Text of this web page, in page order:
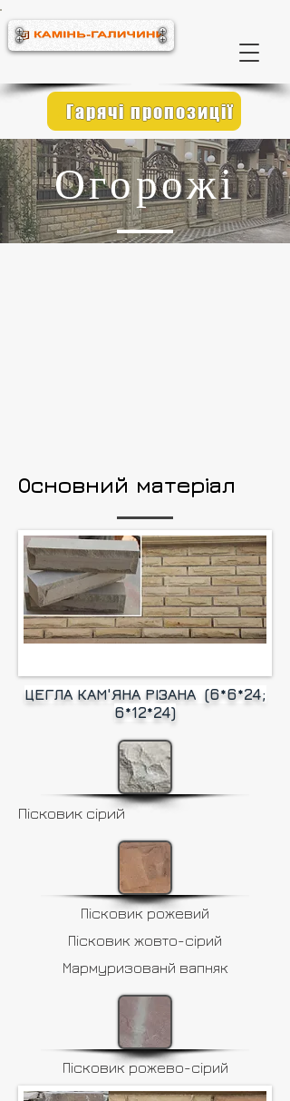
Гарячі пропозиції
Огорожі
Основний матеріал
ЦЕГЛА КАМ'ЯНА РІЗАНА (6*6*24;
6*12*24)
Пісковик сірий
Пісковик рожевий
Пісковик жовто-сірий
Мармуризованй вапняк
Пісковик рожево-сірий